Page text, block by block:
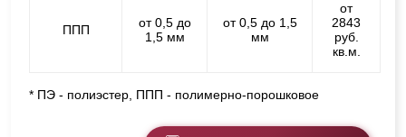
ППП
от 0,5 до
1,5 мм
от 0,5 до 1,5
мм
от
2843
руб.
кв.м.
* ПЭ - полиэстер, ППП - полимерно-порошковое